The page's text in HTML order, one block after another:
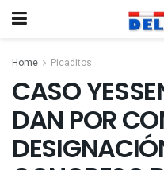
Home Picaditos
CASO
DAN POR